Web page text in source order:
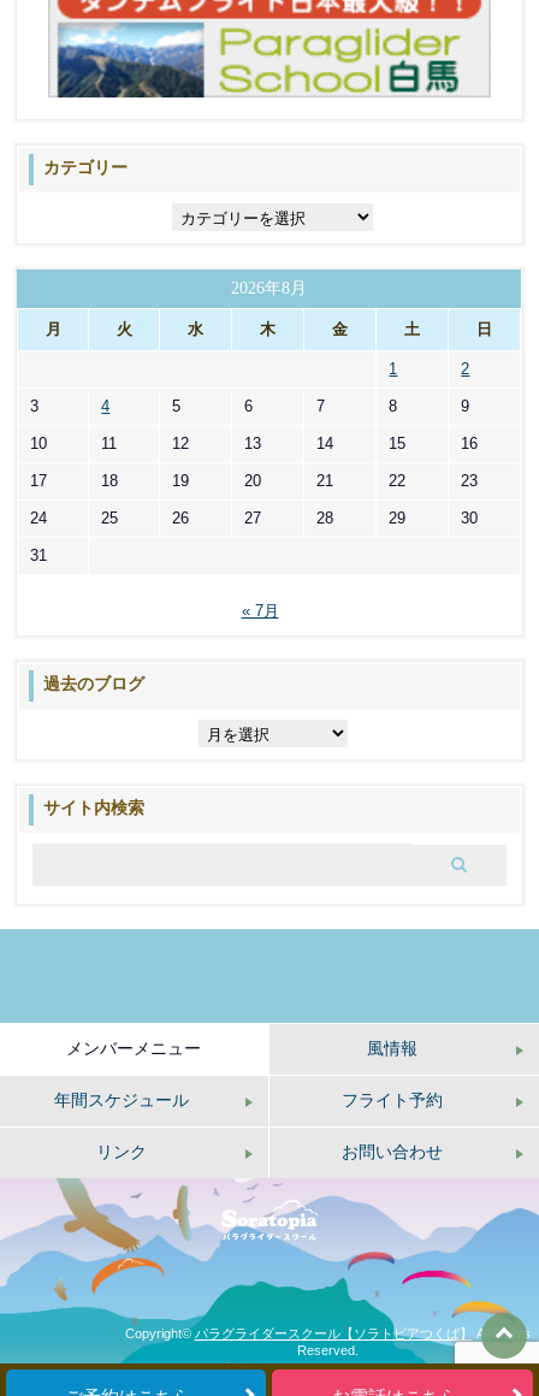
カテゴリー
ー
2026年8月
月 火 水 木 金 土 日
1 2
3 4 5 6 7 8 9
10 11 12 13 14 15 16
17 18 19 20 21 22 23
24 25 26 27 28 29 30
31
« 7月
過去のブログ
サイト内検索
メンバーメニュー 風情報
年間スケジュール フライト予約
リンク お問い合わせ
Copyright© パラグライダースクール【ソラトピアつくば】
All Rights
Reserved.